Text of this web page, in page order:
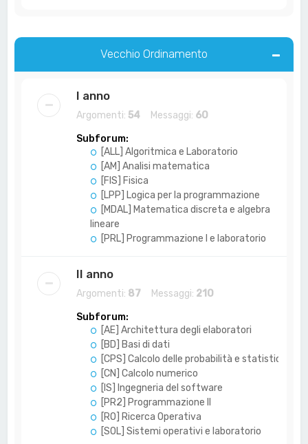
Vecchio Ordinamento
I anno
Argomenti: 54 Messaggi: 60
Subforum:
[ALL] Algoritmica e Laboratorio
[AM] Analisi matematica
[FIS] Fisica
[LPP] Logica per la programmazione
[MDAL] Matematica discreta e algebra
lineare
[PRL] Programmazione I e laboratorio
II anno
Argomenti: 87 Messaggi: 210
Subforum:
[AE] Architettura degli elaboratori
[BD] Basi di dati
[CPS] Calcolo delle probabilità e statistica
[CN] Calcolo numerico
[IS] Ingegneria del software
[PR2] Programmazione II
[RO] Ricerca Operativa
[SOL] Sistemi operativi e laboratorio